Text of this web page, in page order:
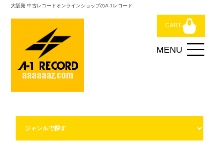
大阪発 中古レコードオンラインショップのA-1レコード
CART